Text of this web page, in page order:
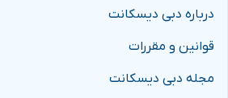
درباره دبی دیسکانت
قوانین و مقررات
مجله دبی دیسکانت